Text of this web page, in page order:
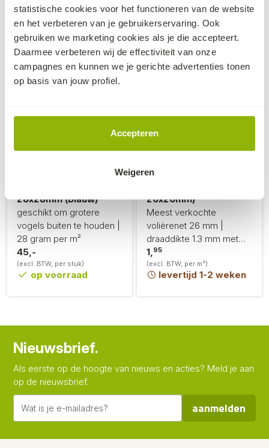
statistische cookies voor het functioneren van de website
en het verbeteren van je gebruikerservaring. Ook
gebruiken we marketing cookies als je die accepteert.
Daarmee verbeteren wij de effectiviteit van onze
campagnes en kunnen we je gerichte advertenties tonen
op basis van jouw profiel.
Accepteren
Weigeren
Dit kan ook nog knap handig zijn...
28x28mm (Blauw)
geschikt om grotere
vogels buiten te houden |
28 gram per m²
45,-
(excl. BTW, per stuk)
op voorraad
PE Volièrenet + rand
26x26mm)
Meest verkochte
volièrenet 26 mm |
draaddikte 1.3 mm met
rand
1, 95
(excl. BTW, per m²)
levertijd 1-2 weken
Nieuwsbrief.
Als eerste op de hoogte van nieuws en acties? Meld je aan
op de nieuwsbrief.
aanmelden